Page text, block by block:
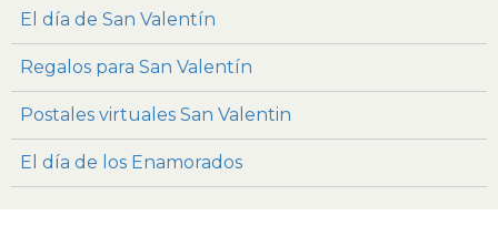
El día de San Valentín
Regalos para San Valentín
Postales virtuales San Valentin
El día de los Enamorados